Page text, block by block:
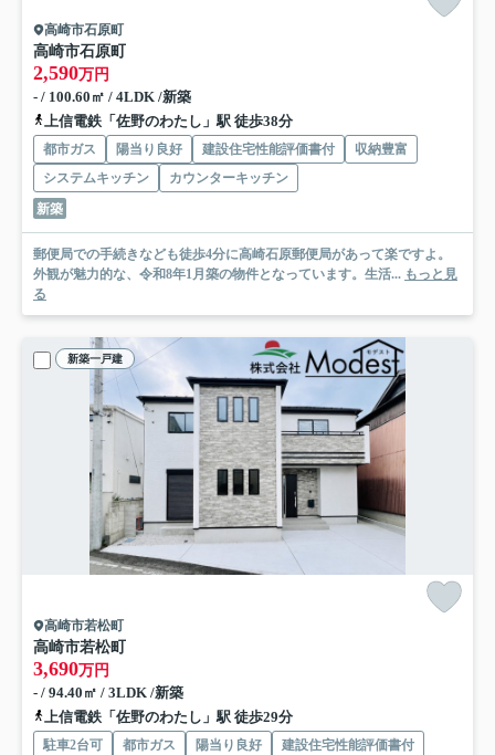
高崎市石原町
高崎市石原町
2,590万円
- / 100.60㎡ / 4LDK /新築
上信電鉄「佐野のわたし」駅 徒歩38分
都市ガス 陽当り良好 建設住宅性能評価書付
収納豊富
システムキッチン
カウンターキッチン
新築
郵便局での手続きなども徒歩4分に高崎石原郵便局があって楽ですよ。
外観が魅力的な、令和8年1月築の物件となっています。生活... もっと見
る
新築一戸建
高崎市若松町
高崎市若松町
3,690万円
- / 94.40㎡ / 3LDK /新築
上信電鉄「佐野のわたし」駅 徒歩29分
駐車2台可 都市ガス 陽当り良好
建設住宅性能評価書付